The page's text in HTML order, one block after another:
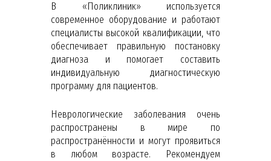
В «Поликлиник» используется
современное оборудование и работают
специалисты высокой квалификации, что
обеспечивает правильную постановку
диагноза и помогает составить
индивидуальную диагностическую
программу для пациентов.
Неврологические заболевания очень
распространены в мире по
распространённости и могут проявиться
в любом возрасте. Рекомендуем